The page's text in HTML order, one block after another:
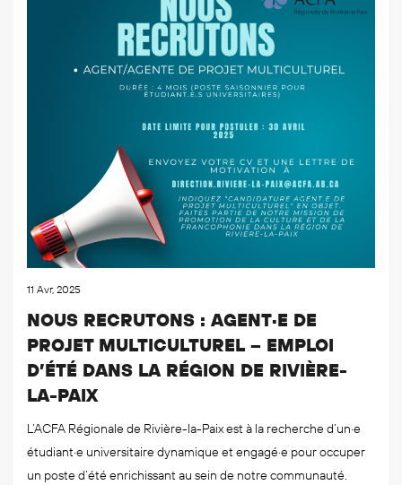
11 Avr, 2025
NOUS RECRUTONS : AGENT·E DE
PROJET MULTICULTUREL – EMPLOI
D’ÉTÉ DANS LA RÉGION DE RIVIÈRE-
LA-PAIX
L’ACFA Régionale de Rivière-la-Paix est à la recherche d’un·e
étudiant·e universitaire dynamique et engagé·e pour occuper
un poste d’été enrichissant au sein de notre communauté.